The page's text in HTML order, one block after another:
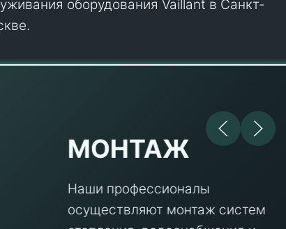
оборудования Vaillant в Санкт-
МОНТАЖ
Наши профессионалы
осуществляют монтаж систем